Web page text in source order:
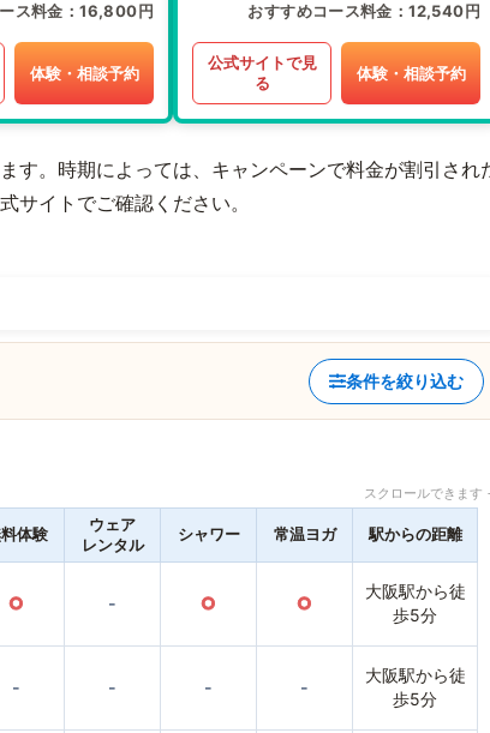
ス料金 16,800円
体験・相談予約
おすすめコース料金 12,540円
公式サイトで見
る
体験・相談予約
す。時期によっては、キャンペーンで料金が割引され
サイトでご確認ください。
条件を絞り込む
スクロールできま
体験
ウェア
レンタル
シャワー 常温ヨガ 駅からの距離
○ - ○ ○
大阪駅から徒
歩5分
- - - -
大阪駅から徒
歩5分